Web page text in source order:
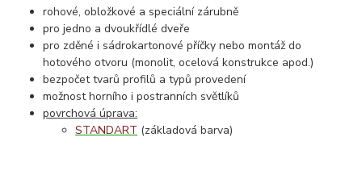
rohové, obložkové a speciální zárubně
pro jedno a dvoukřídlé dveře
pro zděné i sádrokartonové příčky nebo montáž do
hotového otvoru (monolit, ocelová konstrukce apod.)
bezpočet tvarů profilů a typů provedení
možnost horního i postranních světlíků
povrchová úprava:
STANDART (základová barva)